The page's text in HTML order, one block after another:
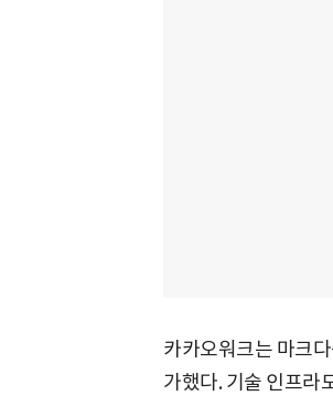
카카오워크는 마크
가했다. 기술 인프라